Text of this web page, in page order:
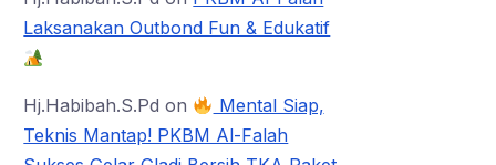
Laksanakan Outbond Fun & Edukatif
Hj.Habibah.S.Pd on
Mental Siap,
Teknis Mantap! PKBM Al-Falah